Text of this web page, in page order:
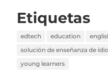
Etiquetas
edtech education
solución de enseñanza de
young learners